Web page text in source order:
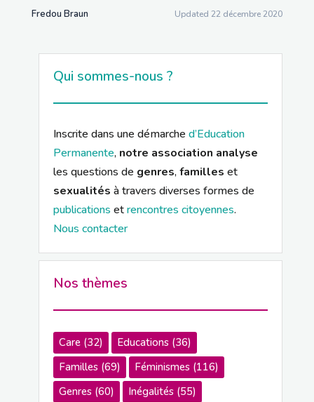
Fredou Braun Updated 22 décembre 2020
Qui sommes-nous ?
Inscrite dans une démarche d’Education
Permanente, notre association analyse
les questions de genres,familles et
sexualités à travers diverses formes de
publications etrencontres citoyennes.
Nous contacter
Nos thèmes
Care(32) Educations(36)
Familles(69) Féminismes(116)
Genres(60) Inégalités(55)